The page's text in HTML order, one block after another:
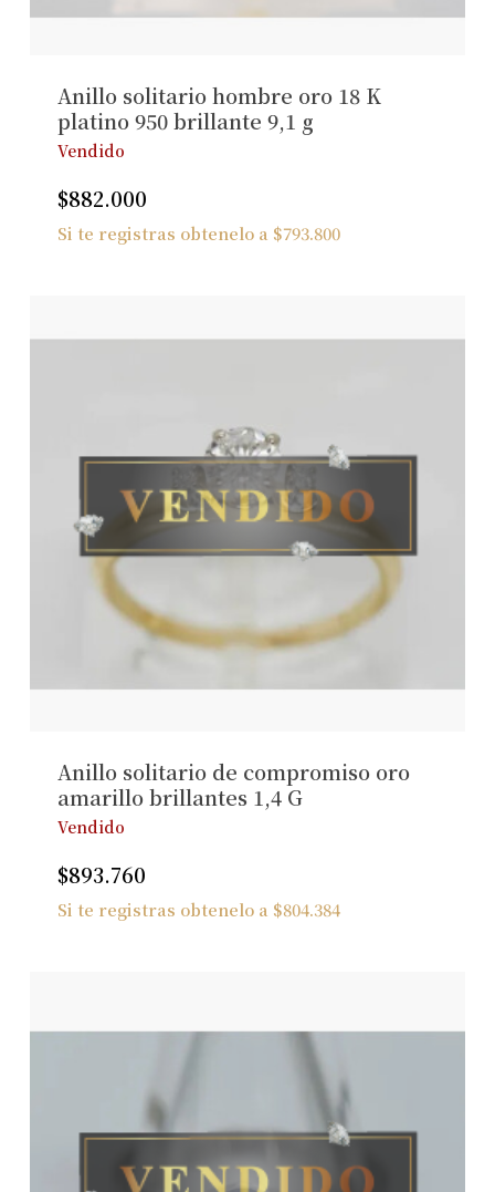
Anillo solitario hombre oro 18 K
platino 950 brillante 9,1 g
Vendido
$882.000
Si te registras obtenelo a $793.800
Anillo solitario de compromiso oro
amarillo brillantes 1,4 G
Vendido
$893.760
Si te registras obtenelo a $804.384